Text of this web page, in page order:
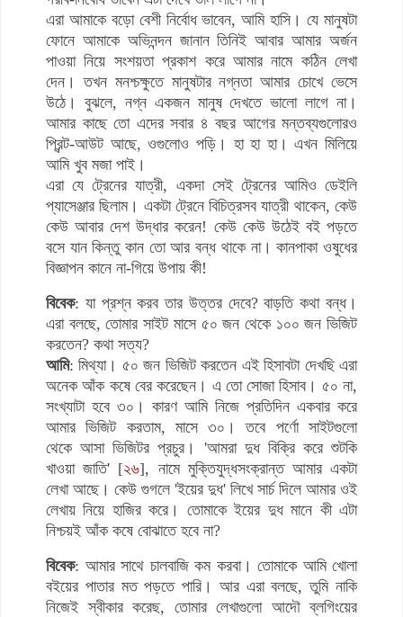
এরা আমাকে বড়ো বেশী নির্বোধ ভাবেন, আমি হাসি। যে মানুষটা
ফোনে আমাকে অভিনন্দন জানান তিনিই আবার আমার অর্জন
পাওয়া নিয়ে সংশয়তা প্রকাশ করে আমার নামে কঠিন লেখা
দেন। তখন মনশ্চক্ষুতে মানুষটার নগ্নতা আমার চোখে ভেসে
উঠে। বুঝলে, নগ্ন একজন মানুষ দেখতে ভালো লাগে না।
আমার কাছে তো এদের সবার ৪ বছর আগের মন্তব্যগুলোরও
প্রিন্ট-আউট আছে, ওগুলোও পড়ি। হা হা হা। এখন মিলিয়ে
আমি খুব মজা পাই।
এরা যে ট্রেনের যাত্রী, একদা সেই ট্রেনের আমিও ডেইলি
প্যাসেঞ্জার ছিলাম। একটা ট্রেনে বিচিত্রসব যাত্রী থাকেন, কেউ
কেউ আবার দেশ উদ্ধার করেন! কেউ কেউ উঠেই বই পড়তে
বসে যান কিন্তু কান তো আর বন্ধ থাকে না। কানপাকা ওষুধের
বিজ্ঞাপন কানে না-গিয়ে উপায় কী!
বিবেক: যা প্রশ্ন করব তার উত্তর দেবে? বাড়তি কথা বন্ধ।
এরা বলছে, তোমার সাইট মাসে ৫০ জন থেকে ১০০ জন ভিজিট
করতেন? কথা সত্য?
আমি: মিথ্যা। ৫০ জন ভিজিট করতেন এই হিসাবটা দেখছি এরা
অনেক আঁক কষে বের করেছেন। এ তো সোজা হিসাব। ৫০ না,
সংখ্যাটা হবে ৩০। কারণ আমি নিজে প্রতিদিন একবার করে
আমার ভিজিট করতাম, মাসে ৩০। তবে পর্ণো সাইটগুলো
থেকে আসা ভিজিটর প্রচুর। 'আমরা দুধ বিক্রি করে শুটকি
খাওয়া জাতি' [২৬], নামে মুক্তিযুদ্ধসংক্রান্ত আমার একটা
লেখা আছে। কেউ গুগলে 'ইয়ের দুধ' লিখে সার্চ দিলে আমার ওই
লেখায় নিয়ে হাজির করে। তোমাকে ইয়ের দুধ মানে কী এটা
নিশ্চয়ই আঁক কষে বোঝাতে হবে না?
বিবেক: আমার সাথে চালবাজি কম করবা। তোমাকে আমি খোলা
বইয়ের পাতার মত পড়তে পারি। আর এরা বলছে, তুমি নাকি
নিজেই স্বীকার করেছ, তোমার লেখাগুলো আদৌ ব্লগিংয়ের